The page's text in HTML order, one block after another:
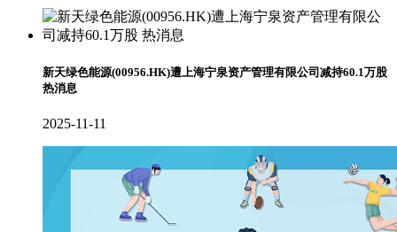
新天绿色能源(00956.HK)遭上海宁泉资产管理有限公司减持60.1万股
热消息
2025-11-11